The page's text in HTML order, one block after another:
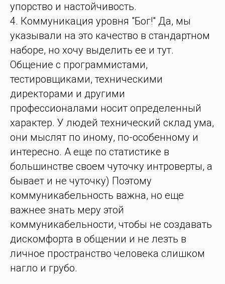
упорство и настойчивость.
4. Коммуникация уровня "Бог!" Да, мы
указывали на это качество в стандартном
наборе, но хочу выделить ее и тут.
Общение с программистами,
тестировщиками, техническими
директорами и другими
профессионалами носит определенный
характер. У людей технический склад ума,
они мыслят по иному, по-особенному и
интересно. А еще по статистике в
большинстве своем чуточку интроверты, а
бывает и не чуточку) Поэтому
коммуникабельность важна, но еще
важнее знать меру этой
коммуникабельности, чтобы не создавать
дискомфорта в общении и не лезть в
личное пространство человека слишком
нагло и грубо.